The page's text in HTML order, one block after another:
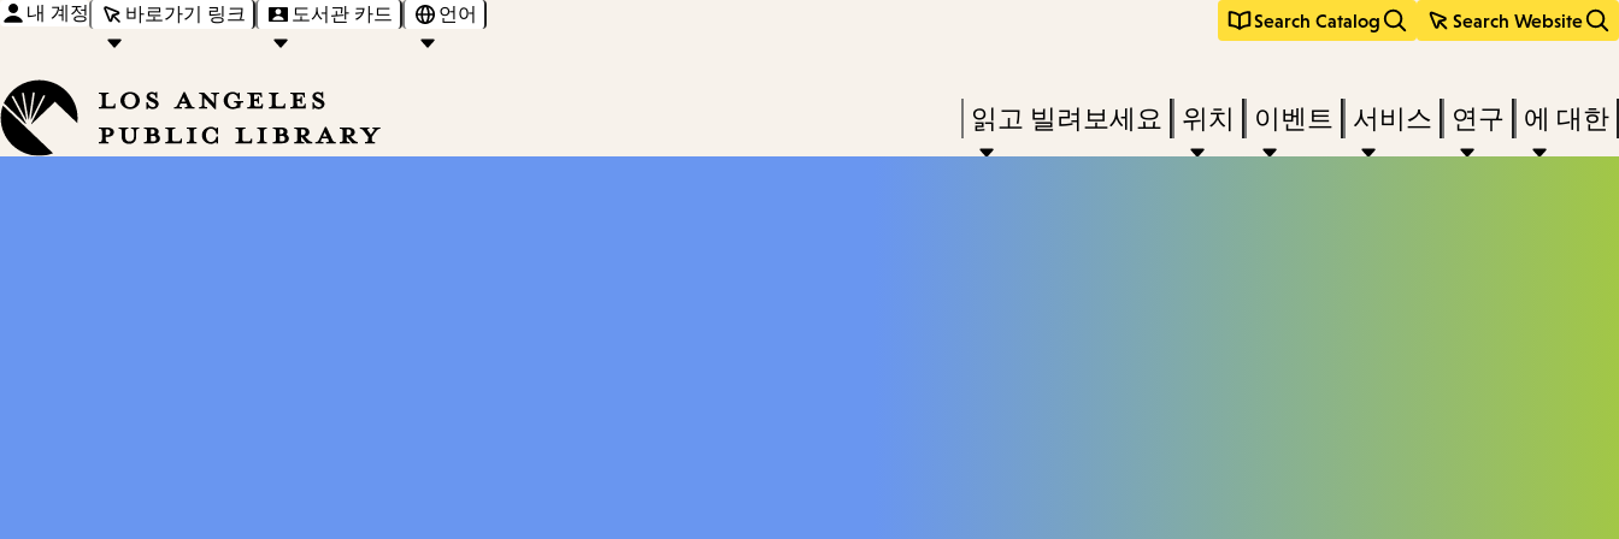
내 계정 바로가기 링크 도서관 카드 언어 Search Catalog Search Website
keywords
Press
Enter
읽고 빌려보세요 위치 이벤트 서비스 연구 에 대한